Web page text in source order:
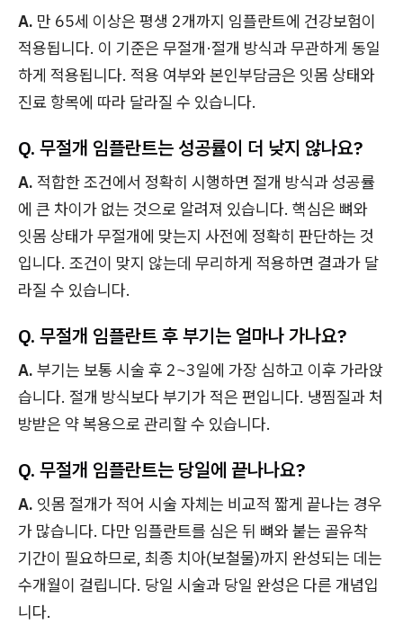
A. 만 65세 이상은 평생 2개까지 임플란트에 건강보험이
적용됩니다. 이 기준은 무절개·절개 방식과 무관하게 동일
하게 적용됩니다. 적용 여부와 본인부담금은 잇몸 상태와
진료 항목에 따라 달라질 수 있습니다.
Q. 무절개 임플란트는 성공률이 더 낮지 않나요?
A. 적합한 조건에서 정확히 시행하면 절개 방식과 성공률
에 큰 차이가 없는 것으로 알려져 있습니다. 핵심은 뼈와
잇몸 상태가 무절개에 맞는지 사전에 정확히 판단하는 것
입니다. 조건이 맞지 않는데 무리하게 적용하면 결과가 달
라질 수 있습니다.
Q. 무절개 임플란트 후 부기는 얼마나 가나요?
A. 부기는 보통 시술 후 2~3일에 가장 심하고 이후 가라앉
습니다. 절개 방식보다 부기가 적은 편입니다. 냉찜질과 처
방받은 약 복용으로 관리할 수 있습니다.
Q. 무절개 임플란트는 당일에 끝나나요?
A. 잇몸 절개가 적어 시술 자체는 비교적 짧게 끝나는 경우
가 많습니다. 다만 임플란트를 심은 뒤 뼈와 붙는 골유착
기간이 필요하므로, 최종 치아(보철물)까지 완성되는 데는
수개월이 걸립니다. 당일 시술과 당일 완성은 다른 개념입
니다.